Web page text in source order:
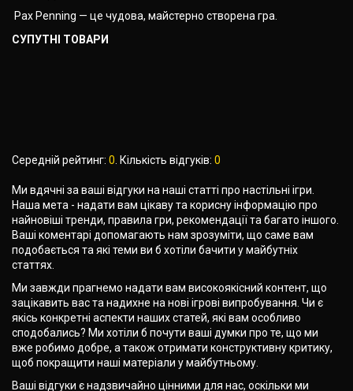
Pax Penning — це чудова, майстерно створена гра.
СУПУТНІ ТОВАРИ
Середній рейтинг: 0 . Кількість відгуків: 0
Ми вдячні за ваші відгуки на наші статті про настільні ігри.
Наша мета - надати вам цікаву та корисну інформацію про
найновіші тренди, правила гри, рекомендації та багато іншого.
Ваші коментарі допомагають нам зрозуміти, що саме вам
подобається та які теми ви б хотіли бачити у майбутніх
статтях.
Ми завжди прагнемо надати вам високоякісний контент, що
зацікавить вас та надихне на нові ігрові випробування. Чи є
якісь конкретні аспекти наших статей, які вам особливо
сподобались? Ми хотіли б почути ваші думки про те, що ми
вже робимо добре, а також отримати конструктивну критику,
щоб покращити наші матеріали у майбутньому.
Ваші відгуки є надзвичайно цінними для нас, оскільки ми